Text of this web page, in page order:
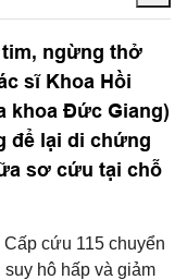
ngừng thở
sĩ Khoa Hồi
khoa Đức Giang)
để lại di chứng
sơ cứu tại chỗ
cứu 115 chuyển
hô hấp và giảm